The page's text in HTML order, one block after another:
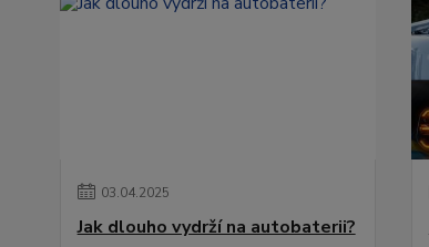
03.04.2025
Jak dlouho vydrží na autobaterii?